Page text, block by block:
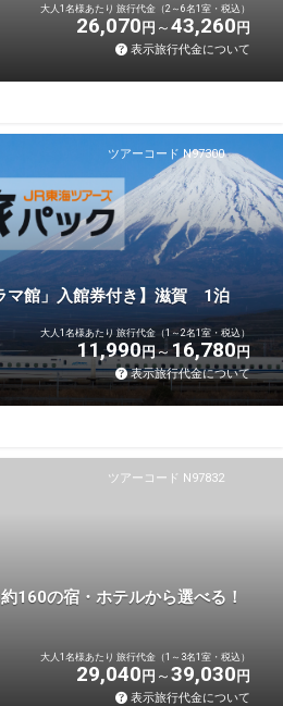
大人1名様あたり 旅行代金（2～6名1室・税込）
26,070 円 43,260 円
表示旅行代金について
ツアーコード N97300
マ館」入館券付き】滋賀 1泊
大人1名様あたり 旅行代金（1～2名1室・税込）
11,990円 16,780円
表示旅行代金について
ツアーコード N97832
の宿・ホテルから選べる！
大人1名様あたり 旅行代金（1～3名1室・税込）
29,040 円 39,030 円
表示旅行代金について